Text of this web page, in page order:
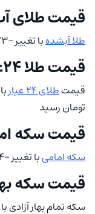
قیمت طلای
طلا آبشدهبا تغییر -۱.۲۳٪ درصدی به ۷۶٬۸۹۵٬۰۰۰ تومان رسید.
قیمت طلا ۲۴عیار
قیمتطلای ۲۴ عیار
تومان رسید
قیمت سکه
سکه امامیبا تغییر -۰.۸۴٪ درصدی به ۱۷۹٬۴۸۰٬۰۰۰ تومان رسید.
قیمت سکه